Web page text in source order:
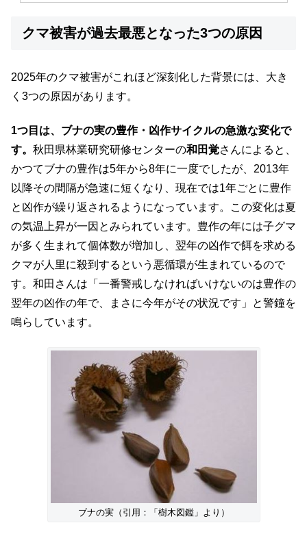
クマ被害が過去最悪となった3つの原因
2025年のクマ被害がこれほど深刻化した背景には、大き
く3つの原因があります。
1つ目は、ブナの実の豊作・凶作サイクルの急激な変化で
す。 秋田県林業研究研修センターの和田覚さんによると、
かつてブナの豊作は5年から8年に一度でしたが、2013年
以降その間隔が急速に短くなり、現在では1年ごとに豊作
と凶作が繰り返されるようになっています。この変化は夏
の気温上昇が一因とみられています。豊作の年には子グマ
が多く生まれて個体数が増加し、翌年の凶作で餌を求める
クマが人里に殺到するという悪循環が生まれているので
す。和田さんは「一番警戒しなければいけないのは豊作の
翌年の凶作の年で、まさに今年がその状況です」と警鐘を
鳴らしています。
ブナの実（引用：「樹木図鑑」より）